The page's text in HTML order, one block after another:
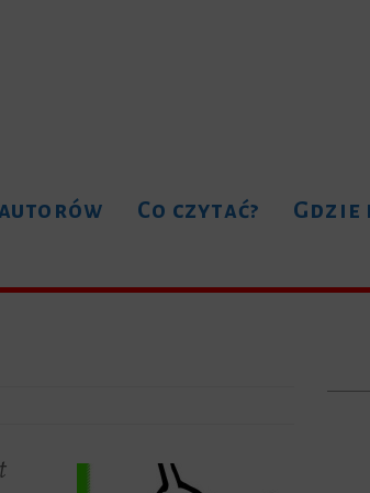
Co czytać?
Gdzie